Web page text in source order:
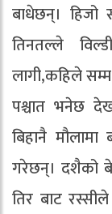
बाधेछन्।
तिनतल्ले
लागी,कहिले
पश्चात भनेछ
बिहानै
गरेछन्। दशैको
तिर बाट